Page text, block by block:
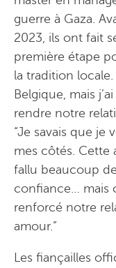
guerre à Gaza.
2023, ils ont fait
première étape
la tradition locale.
Belgique, mais
rendre notre
“Je savais que je
mes côtés. Cette
fallu beaucoup
confiance… mais
renforcé notre
amour.”
Les fiançailles